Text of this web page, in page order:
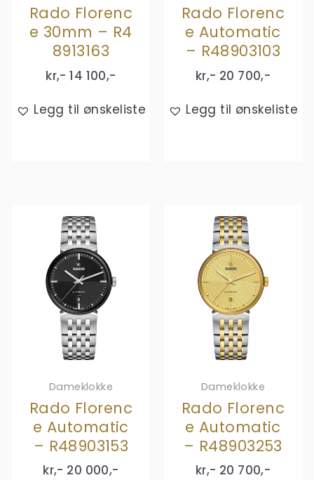
Rado Florenc
e 30mm – R4
8913163
kr,- 14 100,-
Legg til ønskeliste
Rado Florenc
e Automatic
– R48903103
kr,- 20 700,-
Legg til ønskeliste
Dameklokke
Rado Florenc
e Automatic
– R48903153
kr,- 20 000,-
Dameklokke
Rado Florenc
e Automatic
– R48903253
kr,- 20 700,-